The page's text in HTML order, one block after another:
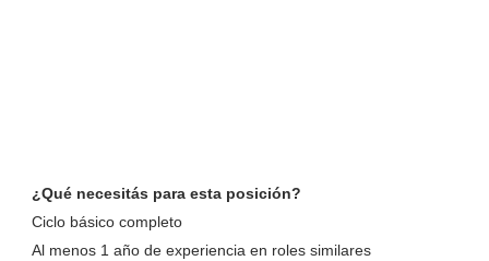
¿Qué necesitás para esta posición?
Ciclo básico completo
Al menos 1 año de experiencia en roles similares